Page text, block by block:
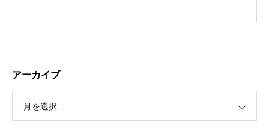
アーカイブ
月を選択